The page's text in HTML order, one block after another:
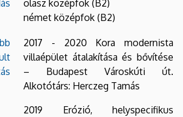
olasz középfok (B2)
német középfok (B2)
2017 - 2020 Kora modernista
villaépület átalakítása és bővítése
– Budapest Városkúti út.
Alkotótárs: Herczeg Tamás
2019 Erózió, helyspecifikus